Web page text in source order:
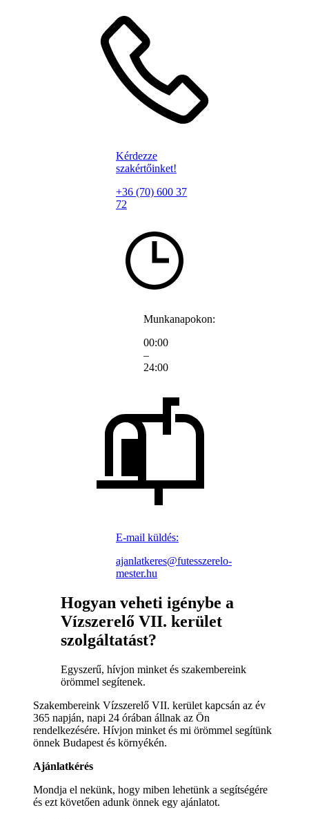
Kérdezze
szakértőinket!
+36 (70) 600 37
72
Munkanapokon:
00:00
–
24:00
E-mail küldés:
ajanlatkeres@futesszerelo-
mester.hu
Hogyan veheti igénybe a
Vízszerelő VII. kerület
szolgáltatást?
Egyszerű, hívjon minket és szakembereink
örömmel segítenek.
Szakembereink Vízszerelő VII. kerület kapcsán az év
365 napján, napi 24 órában állnak az Ön
rendelkezésére. Hívjon minket és mi örömmel segítünk
önnek Budapest és környékén.
Ajánlatkérés
Mondja el nekünk, hogy miben lehetünk a segítségére
és ezt követően adunk önnek egy ajánlatot.